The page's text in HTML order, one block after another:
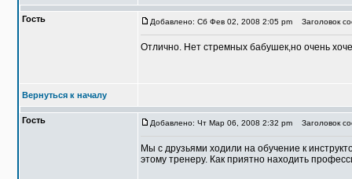
Гость Добавлено: Сб Фев 02, 2008 2:05 pm Заголовок
Отлично. Нет стремных бабушек,но очень
Вернуться к началу
Гость Добавлено: Чт Мар 06, 2008 2:32 pm Заголовок
Мы с друзьями ходили на обучение к
этому тренеру. Как приятно находить